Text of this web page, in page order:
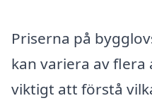
Priserna på
kan variera av flera
viktigt att förstå